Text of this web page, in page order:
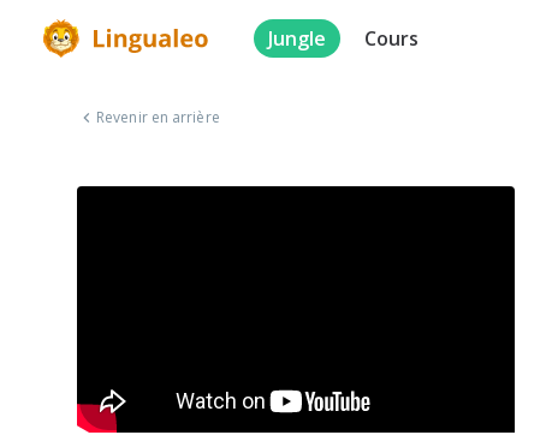
Jungle Cours
Revenir en arrière